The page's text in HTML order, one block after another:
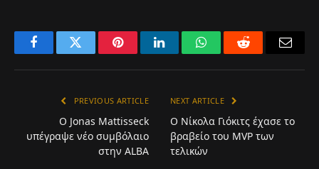
FacebookTwitter PinterestLinkedInWhatsAppReddit
PREVIOUS ARTICLE
Ο Jonas Mattisseck
υπέγραψε νέο συμβόλαιο
στην ALBA
NEXT ARTICLE
O Νίκολα Γιόκιτς έχασε το
βραβείο του MVP των
τελικών